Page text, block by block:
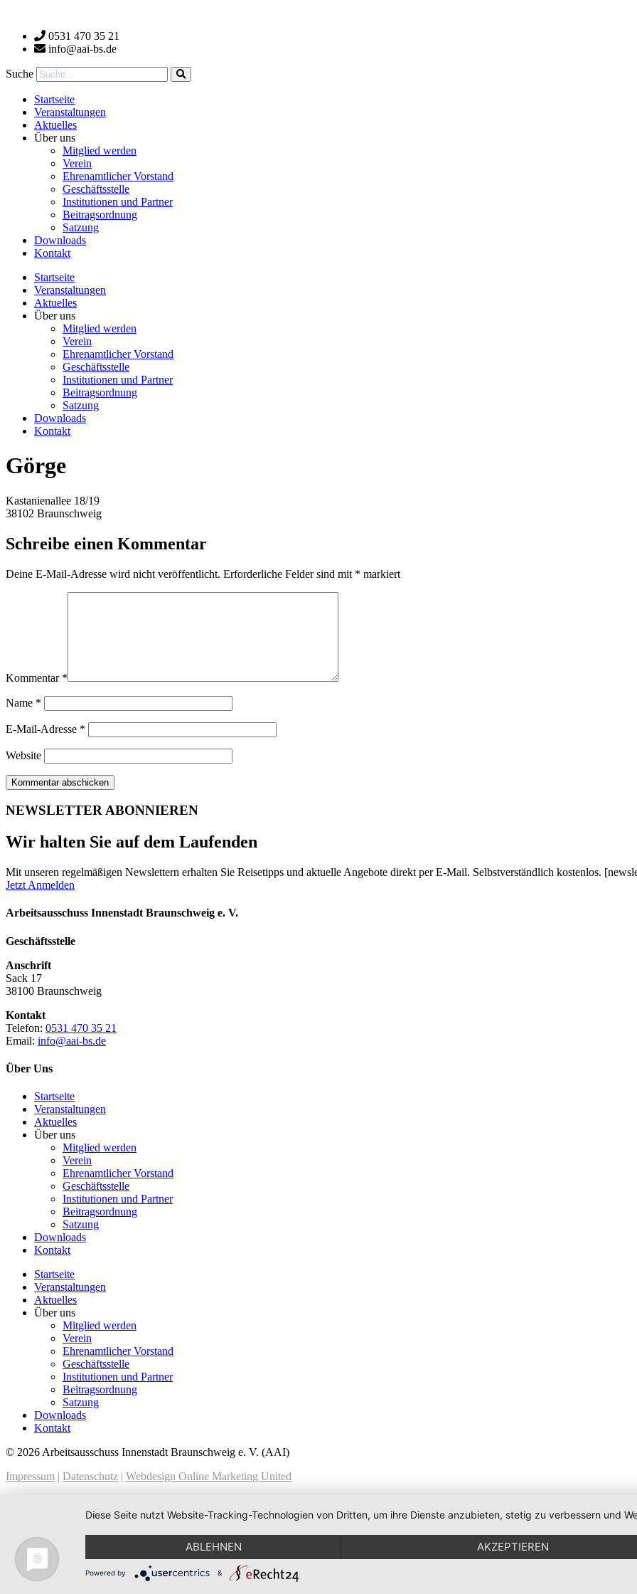
wechseln 0531 470 35 21
info@aai-bs.de
Suche
Startseite
Veranstaltungen
Aktuelles
Über uns
Mitglied werden
Verein
Ehrenamtlicher Vorstand
Geschäftsstelle
Institutionen und Partner
Beitragsordnung
Satzung
Downloads
Kontakt
Startseite
Veranstaltungen
Aktuelles
Über uns
Mitglied werden
Verein
Ehrenamtlicher Vorstand
Geschäftsstelle
Institutionen und Partner
Beitragsordnung
Satzung
Downloads
Kontakt
Görge
Kastanienallee 18/19
38102 Braunschweig
Schreibe einen Kommentar
Deine E-Mail-Adresse wird nicht veröffentlicht. Erforderliche Felder sind mit * markiert
Kommentar *
Name *
E-Mail-Adresse *
Website
NEWSLETTER ABONNIEREN
Wir halten Sie auf dem Laufenden
Mit unseren regelmäßigen Newslettern erhalten Sie Reisetipps und aktuelle Angebote direkt per E-Mail. Selbstverständlich kostenlos.
Jetzt Anmelden
Arbeitsausschuss Innenstadt Braunschweig e. V.
Geschäftsstelle
Anschrift
Sack 17
38100 Braunschweig
Kontakt
Telefon: 0531 470 35 21
Email: info@aai-bs.de
Über Uns
Startseite
Veranstaltungen
Aktuelles
Über uns
Mitglied werden
Verein
Ehrenamtlicher Vorstand
Geschäftsstelle
Institutionen und Partner
Beitragsordnung
Satzung
Downloads
Kontakt
Startseite
Veranstaltungen
Aktuelles
Über uns
Mitglied werden
Verein
Ehrenamtlicher Vorstand
Geschäftsstelle
Institutionen und Partner
Beitragsordnung
Satzung
Downloads
Kontakt
© 2026 Arbeitsausschuss Innenstadt Braunschweig e. V. (AAI)
Impressum | Datenschutz | Webdesign Online Marketing United
Diese Seite nutzt Website-Tracking-Technologien von Dritten, um ihre Dienste anzubieten, stetig zu verbessern und
ABLEHNEN AKZEPTIEREN
Powered by &